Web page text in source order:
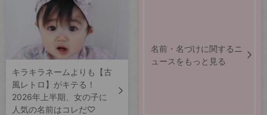
キラキラネームよりも【古
風レトロ】がキテる！
2026年上半期、女の子に
人気の名前はコレだ♡
名前・名づけに関するニ
ュースをもっと見る